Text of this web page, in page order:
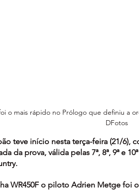
o mais rápido no Prólogo que definiu a
DFotos
teve início nesta terça-feira (21/
da prova, válida pelas 7ª, 8ª, 9ª e
WR450F o piloto Adrien Metge foi